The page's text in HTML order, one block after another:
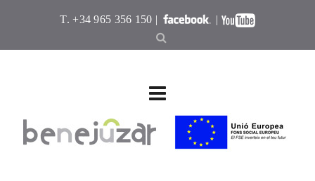
T. +34 965 356 150 | |